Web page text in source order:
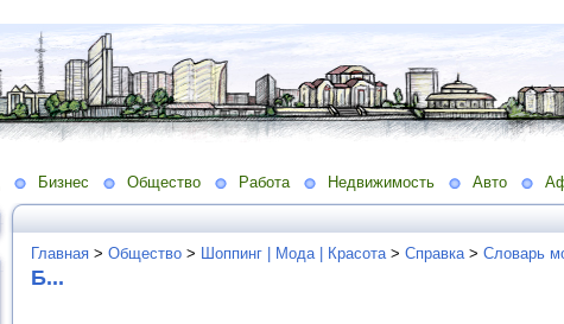
Бизнес Общество Работа Недвижимость Авто
Главная > Общество > Шоппинг | Мода | Красота > Справка > Словарь
Б...